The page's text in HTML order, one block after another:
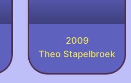
2009
Theo Stapelbroek